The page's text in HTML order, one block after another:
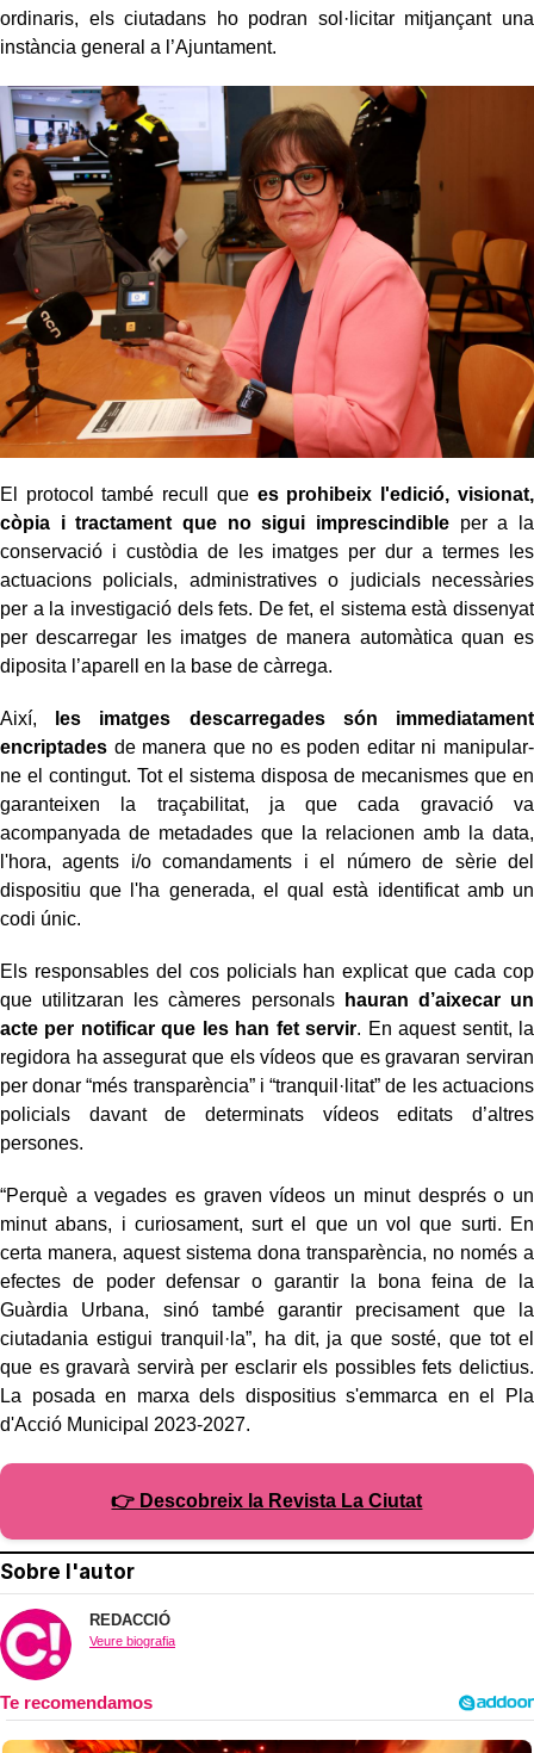
ordinaris, els ciutadans ho podran sol·licitar mitjançant una
instància general a l’Ajuntament.
El protocol també recull que es prohibeix l'edició, visionat,
còpia i tractament que no sigui imprescindibleper a la
conservació i custòdia de les imatges per dur a termes les
actuacions policials, administratives o judicials necessàries
per a la investigació dels fets. De fet, el sistema està dissenyat
per descarregar les imatges de manera automàtica quan es
diposita l’aparell en la base de càrrega.
Així,
les imatges descarregades són immediatament
encriptades de manera que no es poden editar ni manipular-
ne el contingut. Tot el sistema disposa de mecanismes que en
garanteixen la traçabilitat, ja que cada gravació va
acompanyada de metadades que la relacionen amb la data,
l'hora, agents i/o comandaments i el número de sèrie del
dispositiu que l'ha generada, el qual està identificat amb un
codi únic.
Els responsables del cos policials han explicat que cada cop
que utilitzaran les càmeres personals
hauran d’aixecar un
acte per notificar que les han fet servir. En aquest sentit, la
regidora ha assegurat que els vídeos que es gravaran serviran
per donar “més transparència” i “tranquil·litat” de les actuacions
policials davant de determinats vídeos editats d’altres
persones.
“Perquè a vegades es graven vídeos un minut després o un
minut abans, i curiosament, surt el que un vol que surti. En
certa manera, aquest sistema dona transparència, no només a
efectes de poder defensar o garantir la bona feina de la
Guàrdia Urbana, sinó també garantir precisament que la
ciutadania estigui tranquil·la”, ha dit, ja que sosté, que tot el
que es gravarà servirà per esclarir els possibles fets delictius.
La posada en marxa dels dispositius s'emmarca en el Pla
d'Acció Municipal 2023-2027.
👉 Descobreix la Revista La Ciutat
Sobre l'autor
REDACCIÓ
Veure biografia